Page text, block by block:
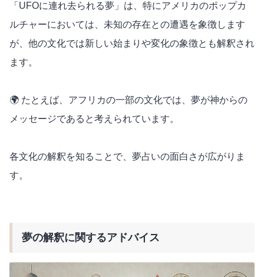
「UFOに連れ去られる夢」は、特にアメリカのポップカ
ルチャーにおいては、未知の存在との遭遇を象徴します
が、他の文化では新しい始まりや変化の象徴とも解釈され
ます。
🌍 たとえば、アフリカの一部の文化では、夢が神からの
メッセージであると考えられています。
各文化の解釈を知ることで、夢占いの面白さが広がりま
す。
夢の解釈に関するアドバイス